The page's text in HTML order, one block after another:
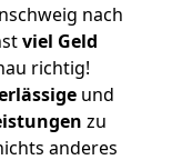
nach
viel Geld
richtig!
und
zu
anderes